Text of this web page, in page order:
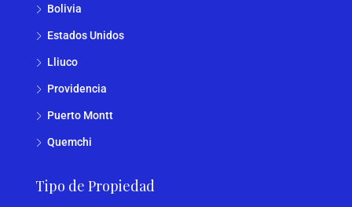
Bolivia
Estados Unidos
Lliuco
Providencia
Puerto Montt
Quemchi
Tipo de Propiedad